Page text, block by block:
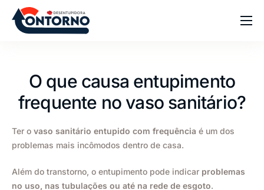
Serviços
O que causa entupimento
frequente no vaso sanitário?
Ter o vaso sanitário entupido com frequência é um dos
problemas mais incômodos dentro de casa.
Além do transtorno, o entupimento pode indicar problemas
no uso, nas tubulações ou até na rede de esgoto.